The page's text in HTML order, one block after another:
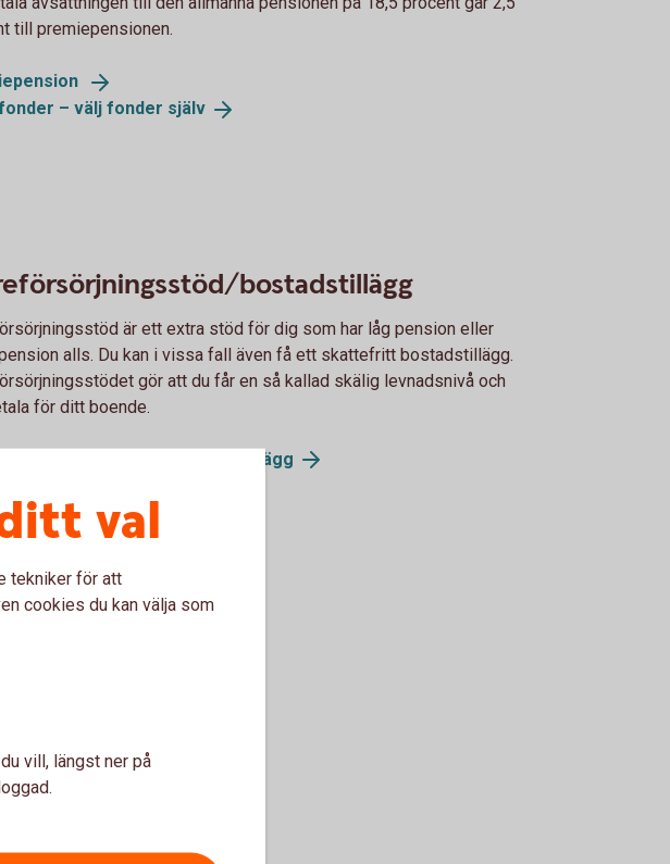
till premiepensionen.
– välj fonder själv
bostadstillägg
är ett extra stöd för dig som har låg pension eller
alls. Du kan i vissa fall även få ett skattefritt bostadstillägg.
gör att du får en så kallad skälig levnadsnivå och
för ditt boende.
bostadstillägg
val
tekniker för att
cookies du kan välja som
vill, längst ner på